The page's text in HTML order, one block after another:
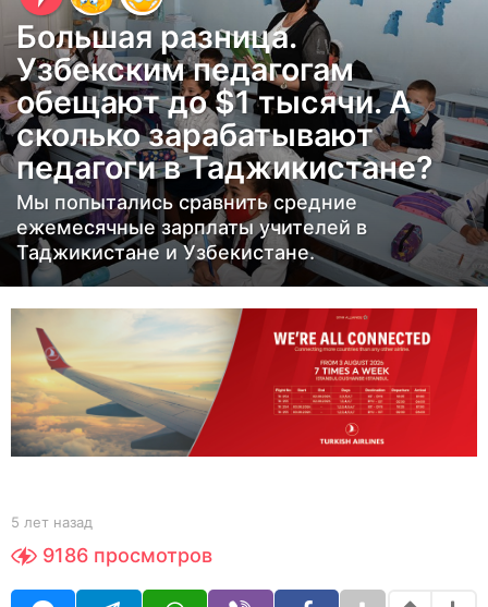
е
т
н
а
з
а
д
5
л
т
а
з
а
д
Большая разница.
Узбекским педагогам
обещают до $1 тысячи. А
сколько зарабатывают
педагоги в Таджикистане?
Мы попытались сравнить средние
ежемесячные зарплаты учителей в
Таджикистане и Узбекистане.
b
Y
5 лет назад
е
9186 просмотров